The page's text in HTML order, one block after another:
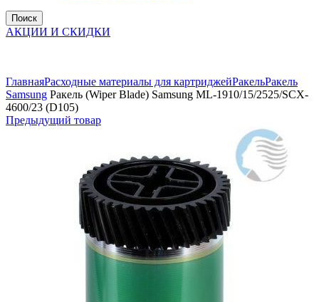
Поиск
АКЦИИ И СКИДКИ
ГлавнаяРасходные материалы для картриджейРакельРакель
Samsung Ракель (Wiper Blade) Samsung ML-1910/15/2525/SCX-
4600/23 (D105)
Предыдущий товар